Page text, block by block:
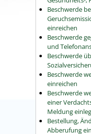
Beschwerde
einreichen
Beschwerde
und
Beschwerde
Beschwerde
einreichen
Beschwerde
einer
Meldung
Bestellung,
Abberufung